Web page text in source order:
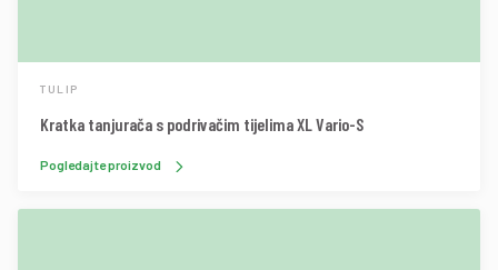
TULIP
Kratka tanjurača s podrivačim tijelima XL Vario-S
Pogledajte proizvod